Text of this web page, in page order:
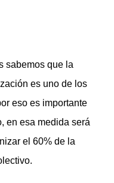
sabemos que la
es uno de los
eso es importante
en esa medida será
el 60% de la